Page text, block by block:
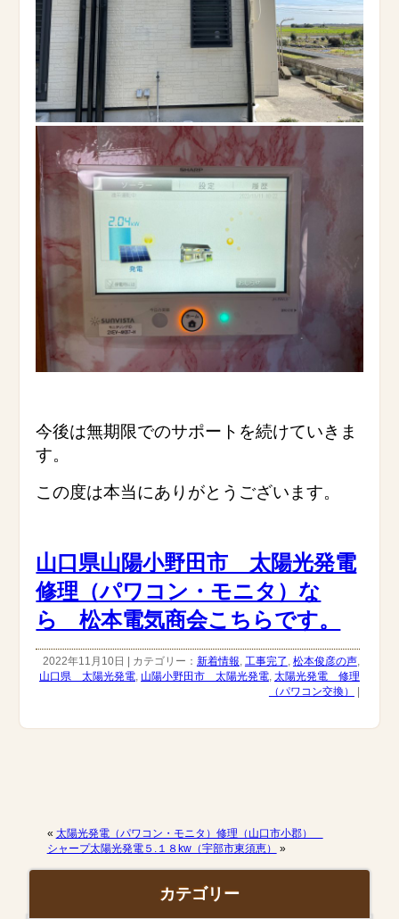
今後は無期限でのサポートを続けていきま
す。
この度は本当にありがとうございます。
山口県山陽小野田市 太陽光発電
修理（パワコン・モニタ）な
ら 松本電気商会こちらです。
2022年11月10日 | カテゴリー： 新着情報 工事完了 松本俊彦の声,
山口県 太陽光発電, 山陽小野田市 太陽光発電, 太陽光発電 修理
（パワコン交換）
|
« 太陽光発電（パワコン・モニタ）修理（山口市小郡）
シャープ太陽光発電５.１８kw（宇部市東須恵）
»
カテゴリー